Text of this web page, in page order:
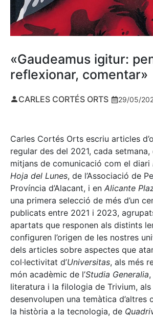
«Gaudeamus igitur:
reflexionar, comentar»
CARLES CORTÉS ORTS 29/05/
Carles Cortés Orts escriu articles
regular des del 2021, cada
mitjans de comunicació com el diari
Hoja del Lunes, de l’Associació de
Província d’Alacant, i en Alicante
una primera selecció de més d’un
publicats entre 2021 i 2023,
apartats que responen als distints
configuren l’origen de les nostres
dels articles sobre aspectes que
col·lectivitat d’Universitas, als més
món acadèmic de l’Studia Generalia
literatura i la filologia de Trivium, als
desenvolupen una temàtica d’altres
la història a la tecnologia, de